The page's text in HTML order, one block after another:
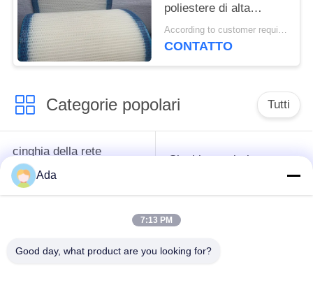
poliestere di alta
qualità, cintura a
maglia a filtro 100% di
According to customer requirements MOQ:1 metro
CONTATTO
Categorie popolari Tutti
cinghia della rete
metallica del
trasportatore
Cinghia a spirale
nastro trasportatore a
Ada
7:13 PM
Good day, what product are you looking for?